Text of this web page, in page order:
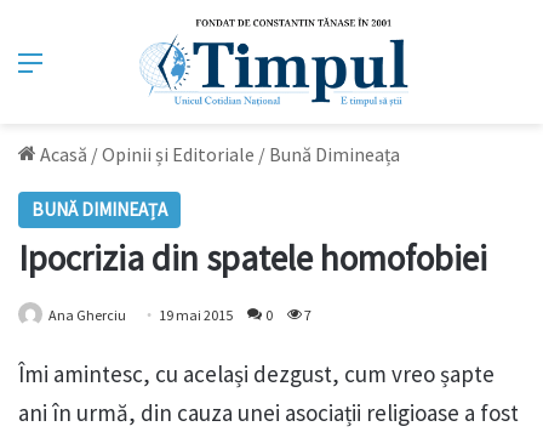
Meniu
Acasă /Opinii și Editoriale / Bună Dimineața
BUNĂ DIMINEAȚA
Ipocrizia din spatele homofobiei
Ana Gherciu 19 mai 2015 0 7
Îmi amintesc, cu același dezgust, cum vreo șapte
ani în urmă, din cauza unei asociații religioase a fost